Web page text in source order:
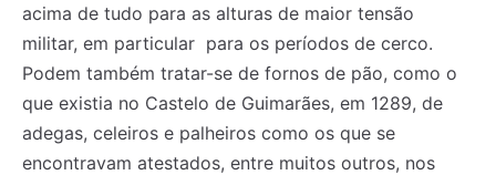
acima de tudo para as alturas de maior tensão
militar, em particular para os períodos de cerco.
Podem também tratar-se de fornos de pão, como o
que existia no Castelo de Guimarães, em 1289, de
adegas, celeiros e palheiros como os que se
encontravam atestados, entre muitos outros, nos